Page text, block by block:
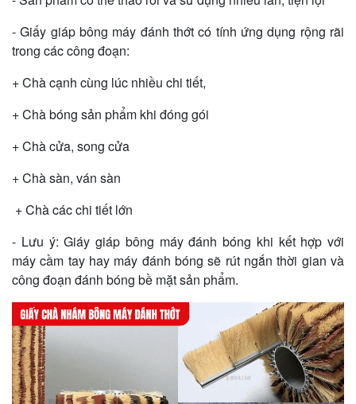
- Giấy giáp bông máy đánh thớt có tính ứng dụng rộng rãi
trong các công đoạn:
+ Chà cạnh cùng lúc nhiều chi tiết,
+ Chà bóng sản phẩm khi đóng gói
+ Chà cửa, song cửa
+ Chà sàn, ván sàn
+ Chà các chi tiết lớn
- Lưu ý:Giáy giáp bông máy đánh bóng khi kết hợp với
máy cầm tay hay máy đánh bóng sẽ rút ngắn thời gian và
công đoạn đánh bóng bề mặt sản phẩm.